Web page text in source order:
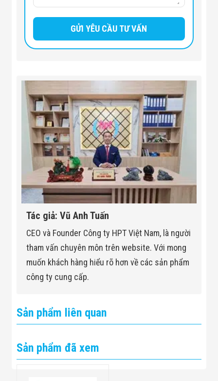
Tác giả: Vũ Anh Tuấn
CEO và Founder Công ty HPT Việt Nam, là người
tham vấn chuyên môn trên website. Với mong
muốn khách hàng hiểu rõ hơn về các sản phẩm
công ty cung cấp.
Sản phẩm liên quan
Sản phẩm đã xem